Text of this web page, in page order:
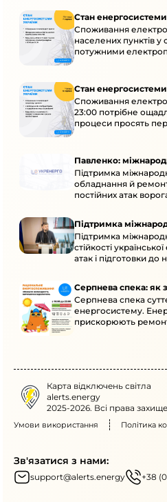
Стан
Споживання
населених пунктів
потужними
Стан
Споживання
23:00 потрібне
процеси просять
Павленко:
енергосистеми
Підтримка
обладнання й
постійних атак
Підтримка
енергосистеми
Підтримка
стійкості
атак і підготовки до
Серпнева спека: як
Серпнева спека
енергосистему.
прискорюють
Карта відключень світла
alerts.energy
2025-2026. Всі права
Умови використання Політика
Зв'язатися з нами:
support@alerts.energy +38